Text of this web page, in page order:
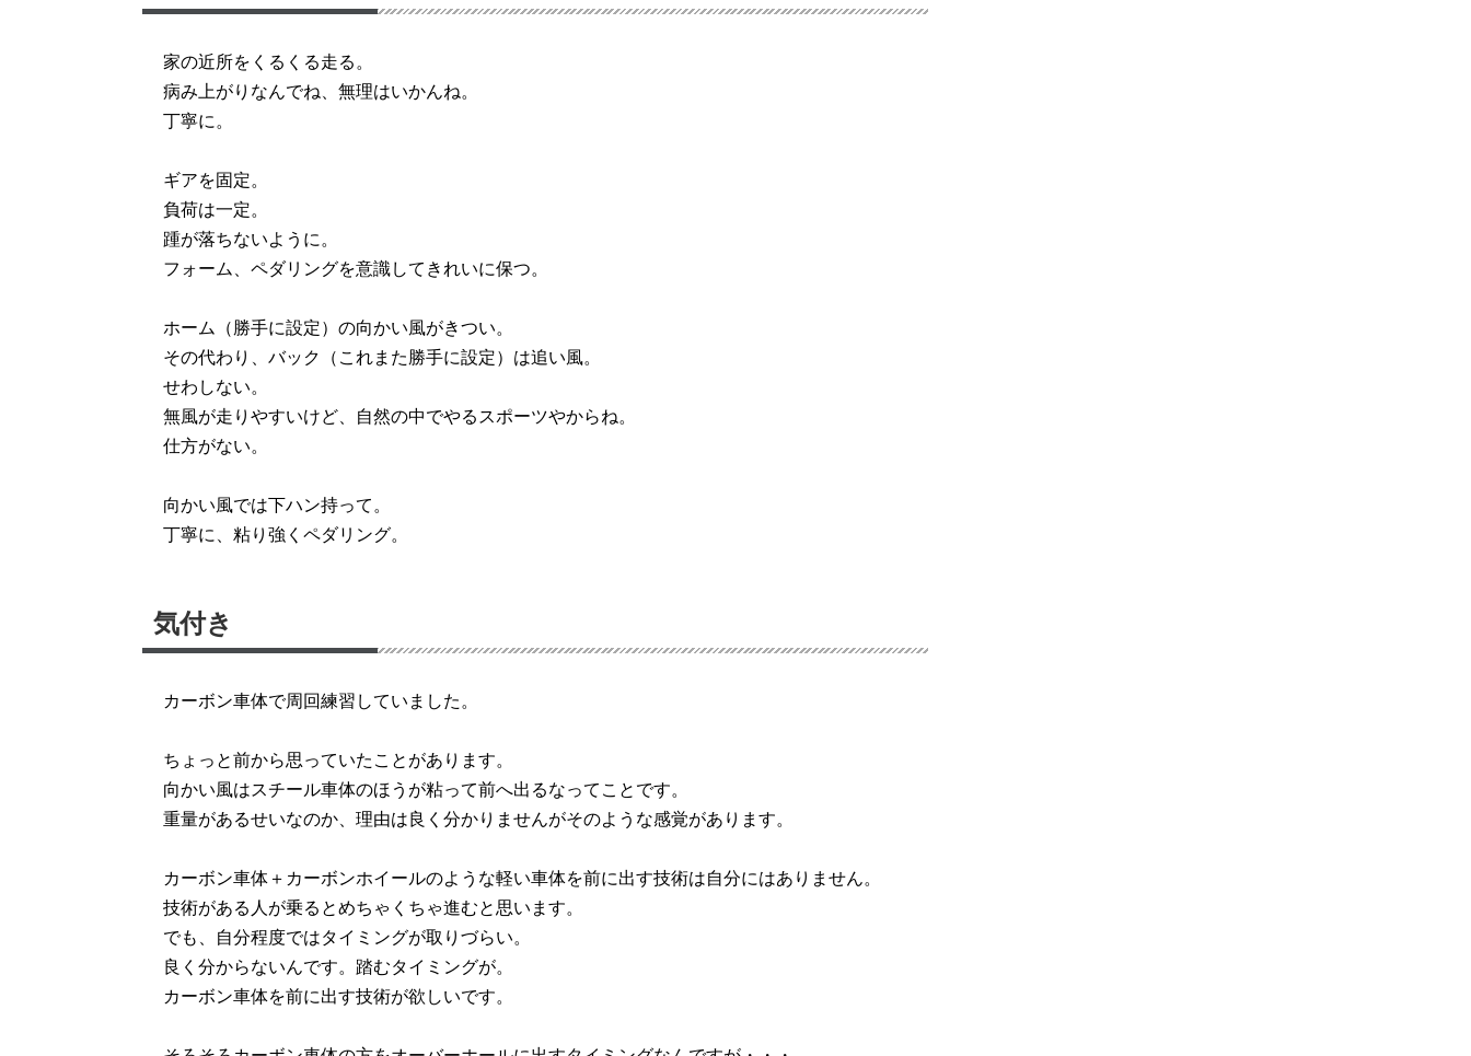
家の近所をくるくる走る。
病み上がりなんでね、無理はいかんね。
丁寧に。
ギアを固定。
負荷は一定。
踵が落ちないように。
フォーム、ペダリングを意識してきれいに保つ。
ホーム（勝手に設定）の向かい風がきつい。
その代わり、バック（これまた勝手に設定）は追い風。
せわしない。
無風が走りやすいけど、自然の中でやるスポーツやからね。
仕方がない。
向かい風では下ハン持って。
丁寧に、粘り強くペダリング。
気付き
カーボン車体で周回練習していました。
ちょっと前から思っていたことがあります。
向かい風はスチール車体のほうが粘って前へ出るなってことです。
重量があるせいなのか、理由は良く分かりませんがそのような感覚があります。
カーボン車体＋カーボンホイールのような軽い車体を前に出す技術は自分にはありません。
技術がある人が乗るとめちゃくちゃ進むと思います。
でも、自分程度ではタイミングが取りづらい。
良く分からないんです。踏むタイミングが。
カーボン車体を前に出す技術が欲しいです。